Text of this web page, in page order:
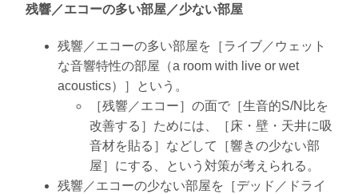
残響／エコーの多い部屋／少ない部屋
残響／エコーの多い部屋を［ライブ／ウェット
な音響特性の部屋（a room with live or wet
acoustics）］という。
［残響／エコー］の面で［生音的S/N比を
改善する］ためには、［床・壁・天井に吸
音材を貼る］などして［響きの少ない部
屋］にする、という対策が考えられる。
残響／エコーの少ない部屋を［デッド／ドライ